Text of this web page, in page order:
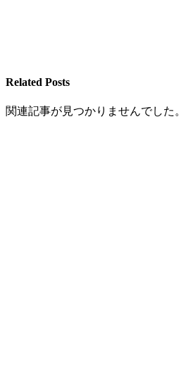
Related Posts
関連記事が見つかりませんでした。